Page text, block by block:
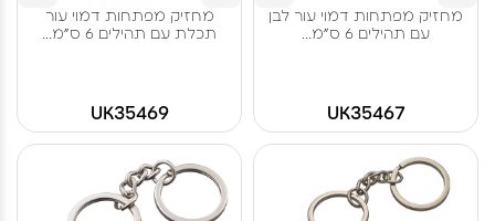
מחזיק מפתחות דמוי עור לבן
עם תהילים 6 ס"מ...
UK35467
מחזיק מפתחות דמוי עור
תכלת עם תהילים 6 ס"מ...
UK35469